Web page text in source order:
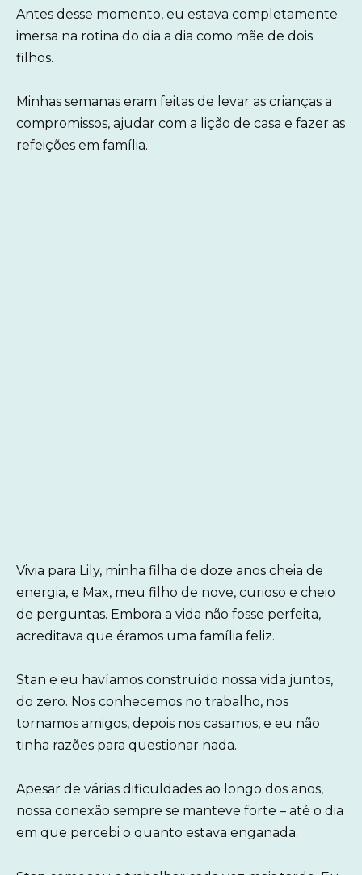
Antes desse momento, eu estava completamente
imersa na rotina do dia a dia como mãe de dois
filhos.
Minhas semanas eram feitas de levar as crianças a
compromissos, ajudar com a lição de casa e fazer as
refeições em família.
Vivia para Lily, minha filha de doze anos cheia de
energia, e Max, meu filho de nove, curioso e cheio
de perguntas. Embora a vida não fosse perfeita,
acreditava que éramos uma família feliz.
Stan e eu havíamos construído nossa vida juntos,
do zero. Nos conhecemos no trabalho, nos
tornamos amigos, depois nos casamos, e eu não
tinha razões para questionar nada.
Apesar de várias dificuldades ao longo dos anos,
nossa conexão sempre se manteve forte – até o dia
em que percebi o quanto estava enganada.